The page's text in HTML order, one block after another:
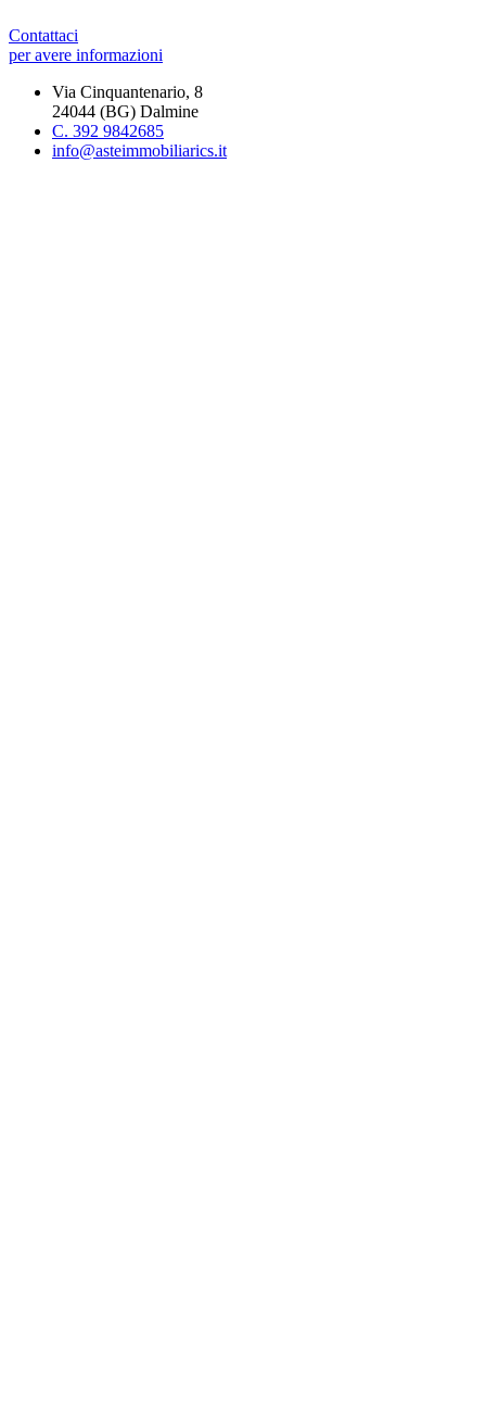
Contattaci
per avere informazioni
Via Cinquantenario, 8
24044 (BG) Dalmine
C. 392 9842685
info@asteimmobiliarics.it